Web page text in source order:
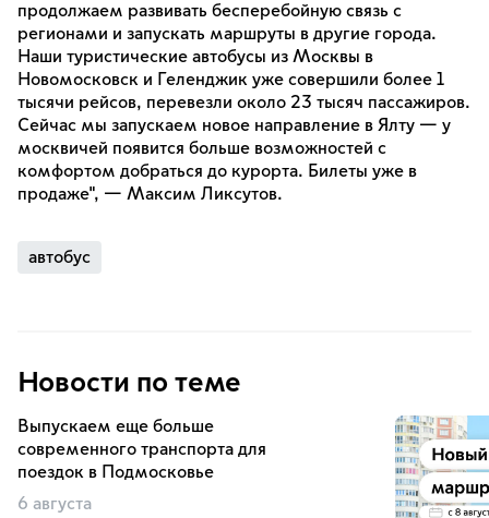
продолжаем развивать бесперебойную связь с
регионами и запускать маршруты в другие города.
Наши туристические автобусы из Москвы в
Новомосковск и Геленджик уже совершили более 1
тысячи рейсов, перевезли около 23 тысяч пассажиров.
Сейчас мы запускаем новое направление в Ялту — у
москвичей появится больше возможностей с
комфортом добраться до курорта. Билеты уже в
продаже", — Максим Ликсутов.
автобус
Новости по теме
Выпускаем еще больше
современного транспорта для
поездок в Подмосковье
6 августа